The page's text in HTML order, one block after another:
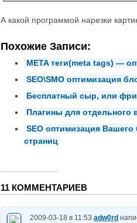
А какой программой нарезки
Похожие Записи:
META теги(meta tags) —
SEO\SMO оптимизация
Бесплатный сыр, или фри
Плагины для отдельного
SEO оптимизация
страниц
11 КОММЕНТАРИЕВ
2009-03-18 в 11:53 adw0rd